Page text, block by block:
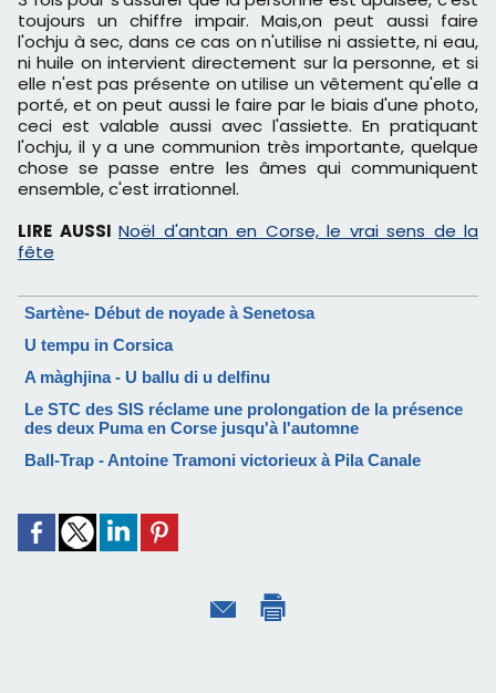
toujours un chiffre impair. Mais,on peut aussi faire
l'ochju à sec, dans ce cas on n'utilise ni assiette, ni eau,
ni huile on intervient directement sur la personne, et si
elle n'est pas présente on utilise un vêtement qu'elle a
porté, et on peut aussi le faire par le biais d'une photo,
ceci est valable aussi avec l'assiette. En pratiquant
l'ochju, il y a une communion très importante, quelque
chose se passe entre les âmes qui communiquent
ensemble, c'est irrationnel.
LIRE AUSSI Noël d'antan en Corse, le vrai sens de la
fête
Sartène- Début de noyade à Senetosa
U tempu in Corsica
A màghjina - U ballu di u delfinu
Le STC des SIS réclame une prolongation de la présence
des deux Puma en Corse jusqu'à l'automne
Ball-Trap - Antoine Tramoni victorieux à Pila Canale